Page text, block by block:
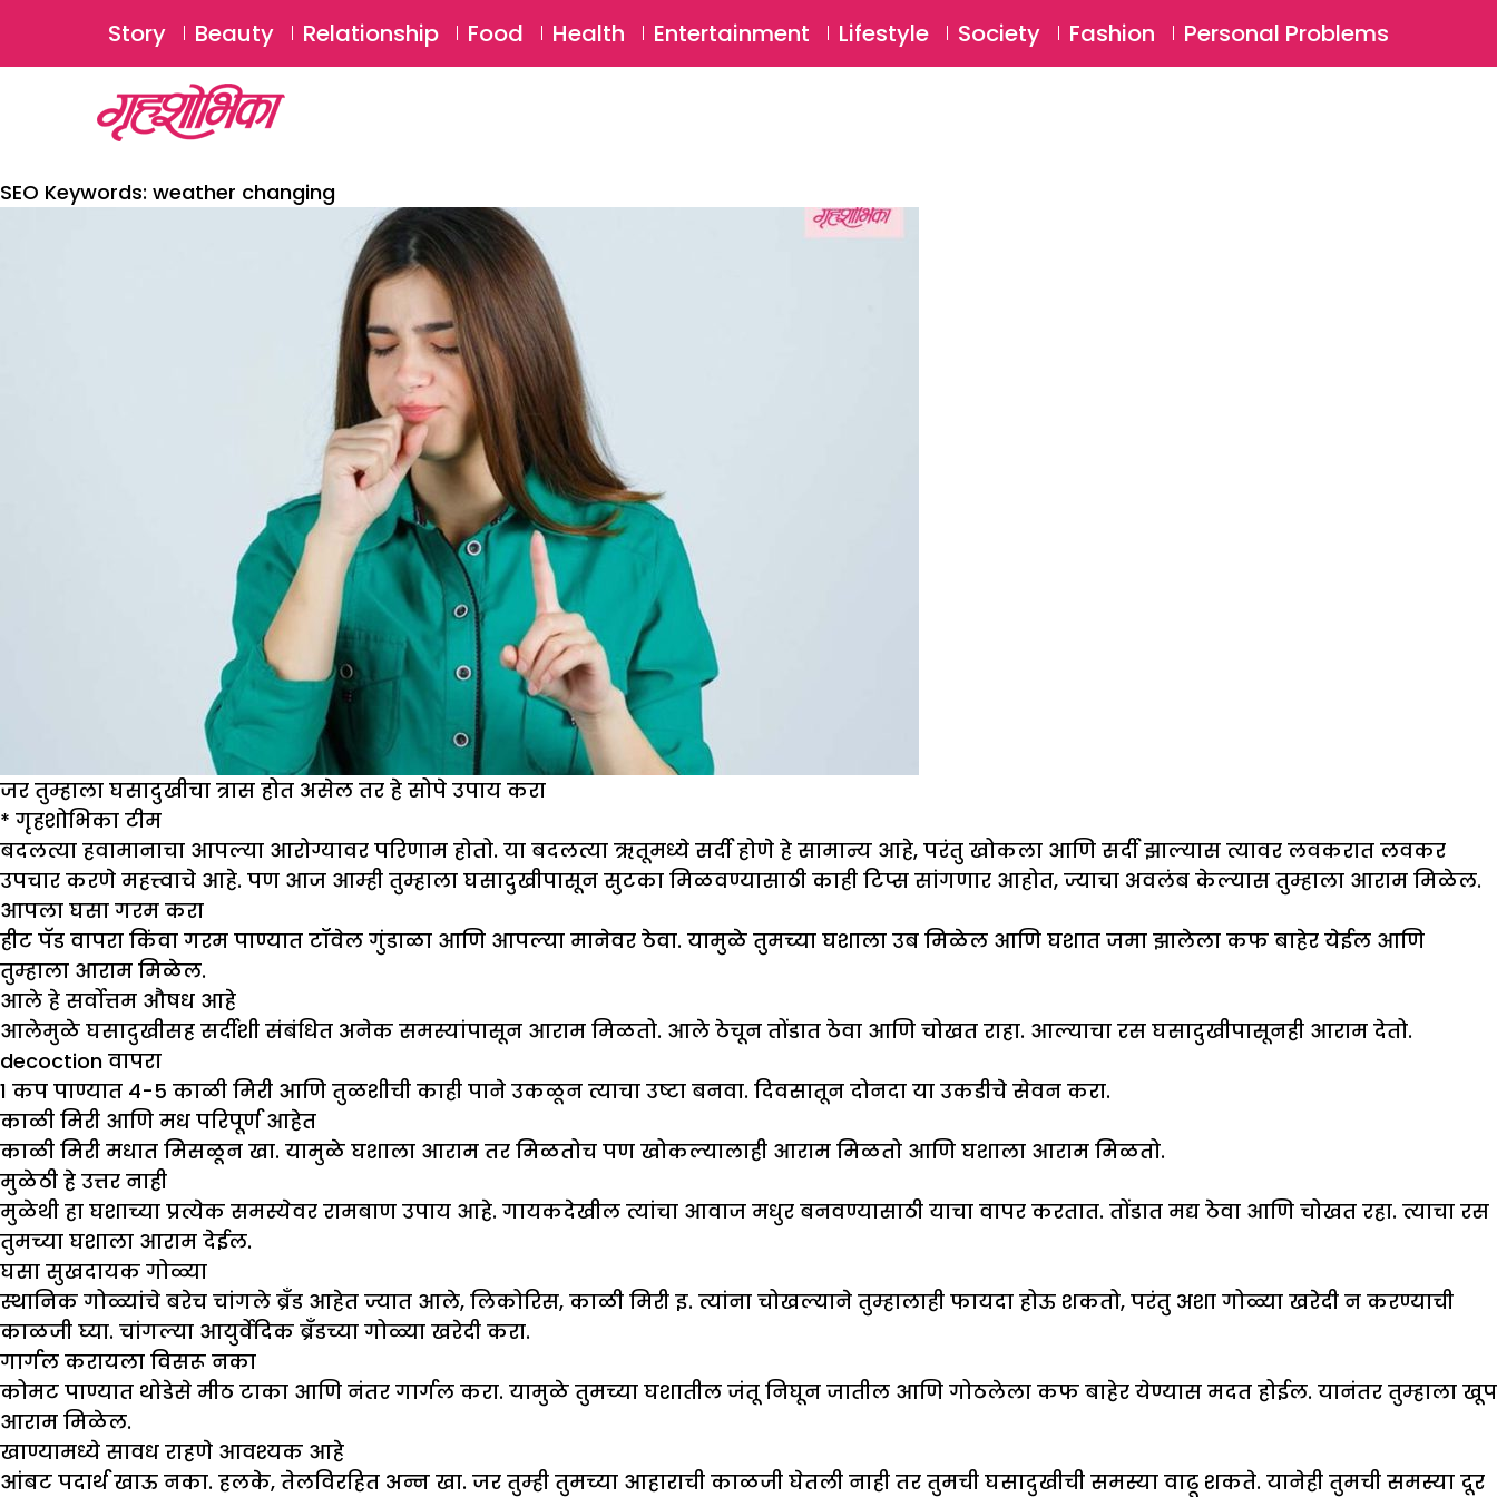
SUBSCRIBE Login ⚲
Story Beauty Relationship Food Health Entertainment Lifestyle Society Fashion Personal Problems
SEO Keywords: weather changing
जर तुम्हाला घसादुखीचा त्रास होत असेल तर हे सोपे उपाय करा
* गृहशोभिका टीम
बदलत्या हवामानाचा आपल्या आरोग्यावर परिणाम होतो. या बदलत्या ऋतूमध्ये सर्दी होणे हे सामान्य आहे, परंतु खोकला आणि सर्दी झाल्यास त्यावर लवकरात लवकर
उपचार करणे महत्त्वाचे आहे. पण आज आम्ही तुम्हाला घसादुखीपासून सुटका मिळवण्यासाठी काही टिप्स सांगणार आहोत, ज्याचा अवलंब केल्यास तुम्हाला आराम मिळेल.
आपला घसा गरम करा
हीट पॅड वापरा किंवा गरम पाण्यात टॉवेल गुंडाळा आणि आपल्या मानेवर ठेवा. यामुळे तुमच्या घशाला उब मिळेल आणि घशात जमा झालेला कफ बाहेर येईल आणि
तुम्हाला आराम मिळेल.
आले हे सर्वोत्तम औषध आहे
आलेमुळे घसादुखीसह सर्दीशी संबंधित अनेक समस्यांपासून आराम मिळतो. आले ठेचून तोंडात ठेवा आणि चोखत राहा. आल्याचा रस घसादुखीपासूनही आराम देतो.
decoction वापरा
1 कप पाण्यात 4-5 काळी मिरी आणि तुळशीची काही पाने उकळून त्याचा उष्टा बनवा. दिवसातून दोनदा या उकडीचे सेवन करा.
काळी मिरी आणि मध परिपूर्ण आहेत
काळी मिरी मधात मिसळून खा. यामुळे घशाला आराम तर मिळतोच पण खोकल्यालाही आराम मिळतो आणि घशाला आराम मिळतो.
मुळेठी हे उत्तर नाही
मुळेथी हा घशाच्या प्रत्येक समस्येवर रामबाण उपाय आहे. गायकदेखील त्यांचा आवाज मधुर बनवण्यासाठी याचा वापर करतात. तोंडात मद्य ठेवा आणि चोखत रहा. त्याचा रस
तुमच्या घशाला आराम देईल.
घसा सुखदायक गोळ्या
स्थानिक गोळ्यांचे बरेच चांगले ब्रँड आहेत ज्यात आले, लिकोरिस, काळी मिरी इ. त्यांना चोखल्याने तुम्हालाही फायदा होऊ शकतो, परंतु अशा गोळ्या खरेदी न करण्याची
काळजी घ्या. चांगल्या आयुर्वेदिक ब्रँडच्या गोळ्या खरेदी करा.
गार्गल करायला विसरू नका
कोमट पाण्यात थोडेसे मीठ टाका आणि नंतर गार्गल करा. यामुळे तुमच्या घशातील जंतू निघून जातील आणि गोठलेला कफ बाहेर येण्यास मदत होईल. यानंतर तुम्हाला खूप
आराम मिळेल.
खाण्यामध्ये सावध राहणे आवश्यक आहे
आंबट पदार्थ खाऊ नका. हलके, तेलविरहित अन्न खा. जर तुम्ही तुमच्या आहाराची काळजी घेतली नाही तर तुमची घसादुखीची समस्या वाढू शकते. यानेही तुमची समस्या दूर